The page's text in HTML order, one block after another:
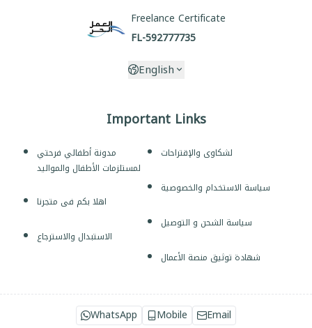
Important Links
مدونة أطفالي فرحتي
لمستلزمات الأطفال والمواليد
اهلا بكم فى متجرنا
الاستبدال والاسترجاع
لشكاوى والإقتراحات
سياسة الاستخدام والخصوصية
سياسة الشحن و التوصيل
شهادة توثيق منصة الأعمال
Freelance Certificate
FL-592777735
English
WhatsApp Mobile Email